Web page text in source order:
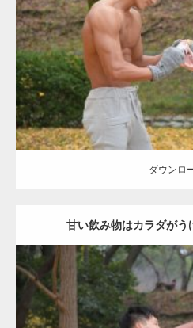
Category:公園のマッチョ その他
肩
ダウンロード
ダウンロ
甘い飲み物はカラダがう
Update: